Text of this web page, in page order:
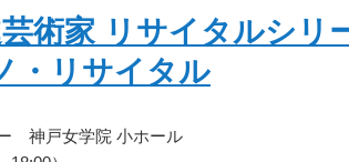
術家 リサイタルシリ
・リサイタル
神戸女学院 小ホール